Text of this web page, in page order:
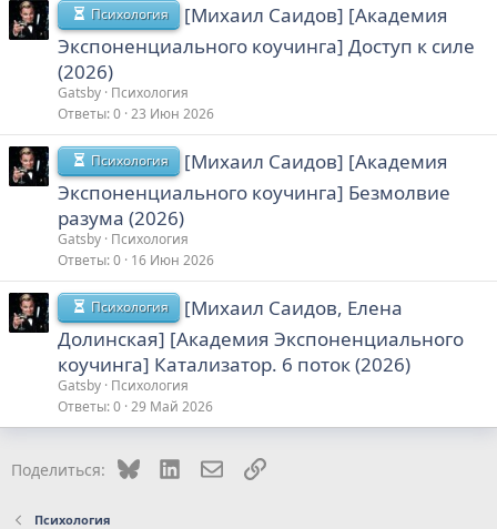
Психология
[Михаил Саидов] [Академия
Экспоненциального коучинга] Доступ к силе
(2026)
Gatsby Психология
Ответы 0 23 Июн 2026
Психология
[Михаил Саидов] [Академия
Экспоненциального коучинга] Безмолвие
разума (2026)
Gatsby Психология
Ответы 0 16 Июн 2026
Психология
[Михаил Саидов, Елена
Долинская] [Академия Экспоненциального
коучинга] Катализатор. 6 поток (2026)
Gatsby Психология
Ответы 0 29 Май 2026
Поделиться: Bluesky LinkedInЭлектронная почта
Ссылка
Психология